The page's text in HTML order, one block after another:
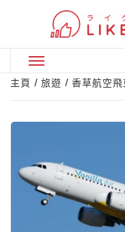
Primary
Menu
主頁 旅遊 香草航空飛